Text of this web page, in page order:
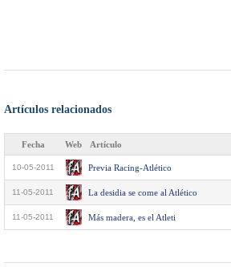
Artículos relacionados
Fecha Web Artículo
10-05-2011 Previa Racing-Atlético
11-05-2011 La desidia se come al Atlético
11-05-2011 Más madera, es el Atleti